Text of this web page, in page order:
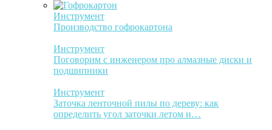
Инструмент
Производство гофрокартона
Инструмент
Поговорим с инженером про алмазные диски и
подшипники
Инструмент
Заточка ленточной пилы по дереву: как
определить угол заточки летом и…